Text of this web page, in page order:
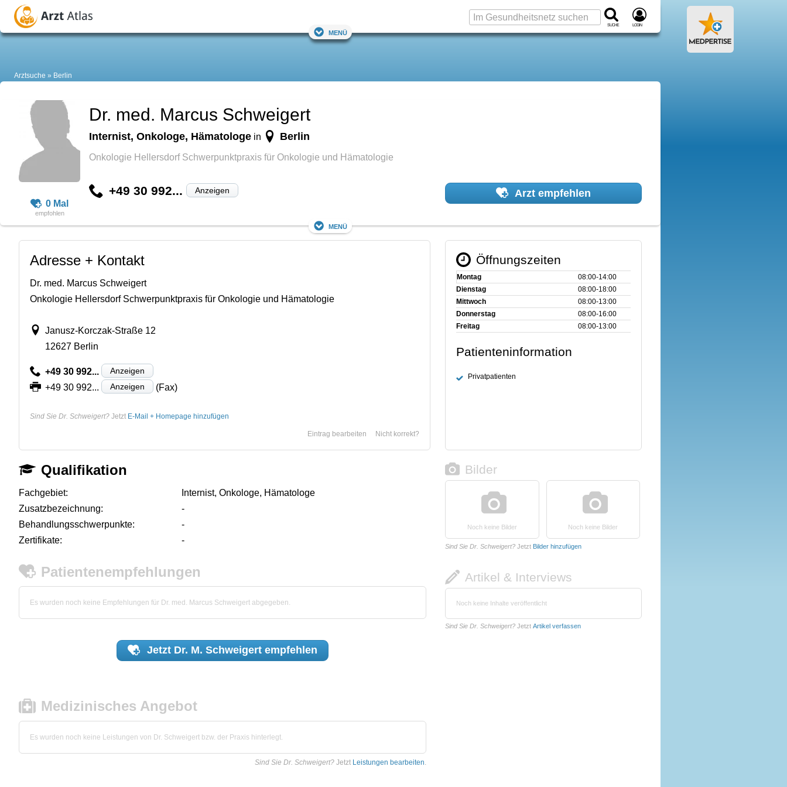
Suche Login
Menü
Arztsuche Berlin
0 Mal
Dr. med. Marcus Schweigert
Internist, Onkologe, Hämatologe in Berlin
Onkologie Hellersdorf Schwerpunktpraxis für Onkologie und Hämatologie
+49 30 992... Anzeigen Arzt empfehlen
Menü
Adresse + Kontakt
Dr. med. Marcus Schweigert
Onkologie Hellersdorf Schwerpunktpraxis für Onkologie und Hämatologie
Janusz-Korczak-Straße 12
12627 Berlin
+49 30 992... Anzeigen
+49 30 992... Anzeigen (Fax)
Sind Sie Dr. Schweigert? Jetzt E-Mail + Homepage hinzufügen
Nicht korrekt?
Eintrag bearbeiten
Öffnungszeiten
Montag
08:00‑14:00
Dienstag
08:00‑18:00
Mittwoch
08:00‑13:00
Donnerstag
08:00‑16:00
Freitag
08:00‑13:00
Patienteninformation
Privatpatienten
Qualifikation
Fachgebiet:
Internist, Onkologe, Hämatologe
Zusatzbezeichnung:
-
Behandlungsschwerpunkte:
-
Zertifikate:
-
Patientenempfehlungen
Es wurden noch keine Empfehlungen für Dr. med. Marcus Schweigert abgegeben.
Jetzt Dr. M. Schweigert empfehlen
Medizinisches Angebot
Es wurden noch keine Leistungen von Dr. Schweigert bzw. der Praxis hinterlegt.
Sind Sie Dr. Schweigert? Jetzt Leistungen bearbeiten.
Bilder
Noch keine Bilder Noch keine Bilder
Sind Sie Dr. Schweigert? Jetzt Bilder hinzufügen
Artikel & Interviews
Noch keine Inhalte veröffentlicht
Sind Sie Dr. Schweigert? Jetzt Artikel verfassen